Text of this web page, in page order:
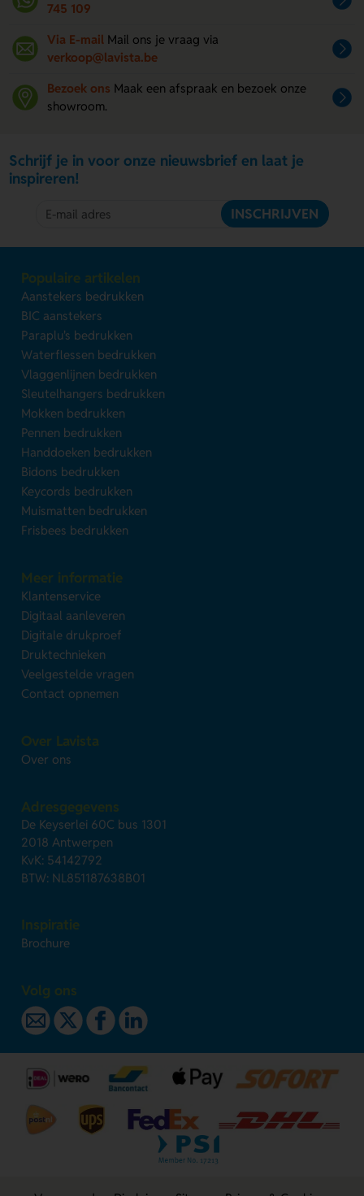
745 109
Via E-mail Mail ons je vraag via
verkoop@lavista.be
Bezoek ons Maak een afspraak en bezoek onze
showroom.
Schrijf je in voor onze nieuwsbrief en laat je
inspireren!
INSCHRIJVEN
Populaire artikelen
Aanstekers bedrukken
BIC aanstekers
Paraplu's bedrukken
Waterflessen bedrukken
Vlaggenlijnen bedrukken
Sleutelhangers bedrukken
Mokken bedrukken
Pennen bedrukken
Handdoeken bedrukken
Bidons bedrukken
Keycords bedrukken
Muismatten bedrukken
Frisbees bedrukken
Meer informatie
Klantenservice
Digitaal aanleveren
Digitale drukproef
Druktechnieken
Veelgestelde vragen
Contact opnemen
Over Lavista
Over ons
Adresgegevens
De Keyserlei 60C bus 1301
2018 Antwerpen
KvK: 54142792
BTW: NL851187638B01
Inspiratie
Brochure
Volg ons